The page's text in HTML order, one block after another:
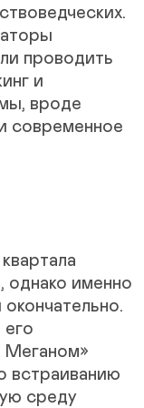
проводить
и
вроде
современное
однако именно
Меганом»
встраиванию
среду